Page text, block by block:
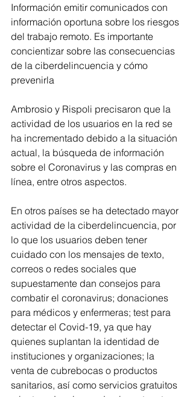
Información emitir comunicados con
información oportuna sobre los riesgos
del trabajo remoto. Es importante
concientizar sobre las consecuencias
de la ciberdelincuencia y cómo
prevenirla
Ambrosio y Rispoli precisaron que la
actividad de los usuarios en la red se
ha incrementado debido a la situación
actual, la búsqueda de información
sobre el Coronavirus y las compras en
línea, entre otros aspectos.
En otros países se ha detectado mayor
actividad de la ciberdelincuencia, por
lo que los usuarios deben tener
cuidado con los mensajes de texto,
correos o redes sociales que
supuestamente dan consejos para
combatir el coronavirus; donaciones
para médicos y enfermeras; test para
detectar el Covid-19, ya que hay
quienes suplantan la identidad de
instituciones y organizaciones; la
venta de cubrebocas o productos
sanitarios, así como servicios gratuitos